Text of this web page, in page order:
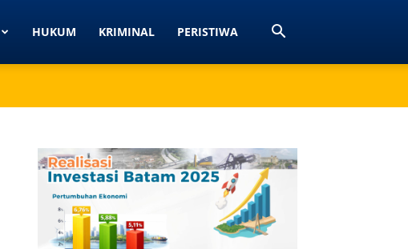
HUKUM KRIMINAL PERISTIWA